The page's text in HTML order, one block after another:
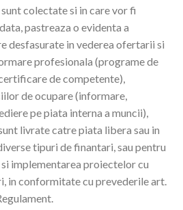
colectate si in care vor fi
pastreaza o evidenta a
desfasurate in vederea ofertarii si
profesionala (programe de
de competente),
de ocupare (informare,
pe piata interna a muncii),
livrate catre piata libera sau in
tipuri de finantari, sau pentru
implementarea proiectelor cu
in conformitate cu prevederile art.